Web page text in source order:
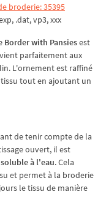
broderie: 35395
.dat, vp3, xxx
with Pansiesest
parfaitement aux
L'ornement est raffiné
tout en ajoutant un
de tenir compte de la
ouvert, il est
à l'eau. Cela
et permet à la broderie
le tissu de manière